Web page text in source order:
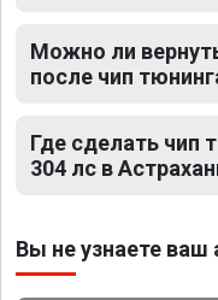
Можно ли
после чип
Где сделать чип
304 лс в
Вы не узнаете ваш